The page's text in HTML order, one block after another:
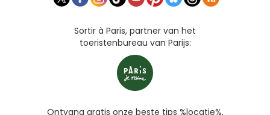
Sortir à Paris, partner van het
toeristenbureau van Parijs:
Ontvang gratis onze beste tips %locatie%,